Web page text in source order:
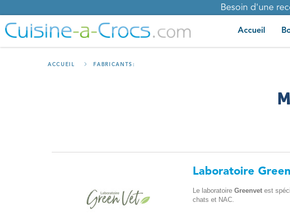
Besoin d'une
Accueil
ACCUEIL FABRICANTS:
Laboratoire
Le laboratoire Greenvetest
chats et NAC.